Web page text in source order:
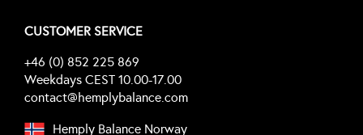
CUSTOMER SERVICE
+46 (0) 852 225 869
Weekdays CEST 10.00-17.00
contact@hemplybalance.com
Hemply Balance Norway